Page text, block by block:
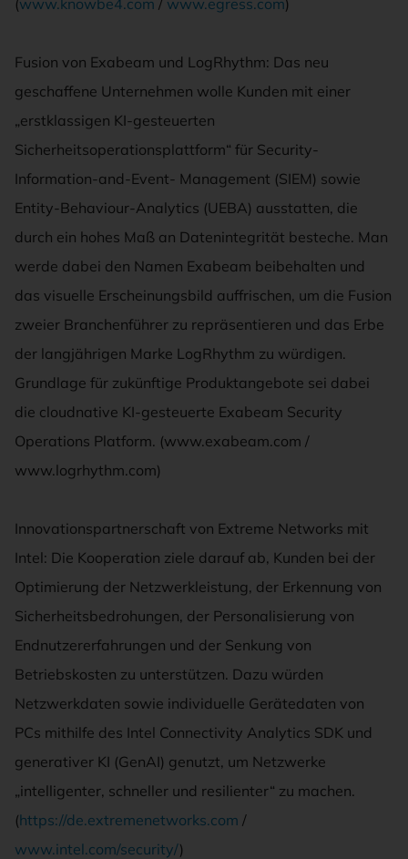
(www.knowbe4.com / www.egress.com)
Fusion von Exabeam und LogRhythm: Das neu
geschaffene Unternehmen wolle Kunden mit einer
„erstklassigen KI-gesteuerten
Sicherheitsoperationsplattform“ für Security-
Information-and-Event- Management (SIEM) sowie
Entity-Behaviour-Analytics (UEBA) ausstatten, die
durch ein hohes Maß an Datenintegrität besteche. Man
werde dabei den Namen Exabeam beibehalten und
das visuelle Erscheinungsbild auffrischen, um die Fusion
zweier Branchenführer zu repräsentieren und das Erbe
der langjährigen Marke LogRhythm zu würdigen.
Grundlage für zukünftige Produktangebote sei dabei
die cloudnative KI-gesteuerte Exabeam Security
Operations Platform. (www.exabeam.com /
www.logrhythm.com)
Innovationspartnerschaft von Extreme Networks mit
Intel: Die Kooperation ziele darauf ab, Kunden bei der
Optimierung der Netzwerkleistung, der Erkennung von
Sicherheitsbedrohungen, der Personalisierung von
Endnutzererfahrungen und der Senkung von
Betriebskosten zu unterstützen. Dazu würden
Netzwerkdaten sowie individuelle Gerätedaten von
PCs mithilfe des Intel Connectivity Analytics SDK und
generativer KI (GenAI) genutzt, um Netzwerke
„intelligenter, schneller und resilienter“ zu machen.
(https://de.extremenetworks.com /
www.intel.com/security/)